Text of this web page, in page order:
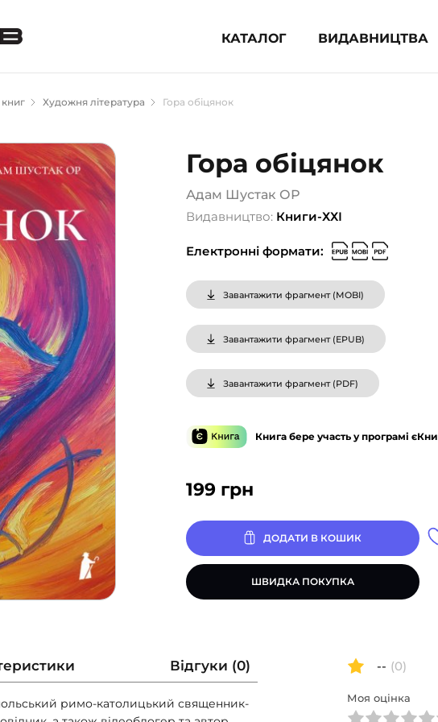
КАТАЛОГ ВИДАВНИЦТВА
Художня література (1854)
Книги для підлітків (240)
Науково-популярна література (1015)
Навчальна література та посібники
(527)
Енциклопедії, довідники, словники
Подарункові сертифікати (1)
Художня література Гора обіцянок
Гора обіцянок
Адам Шустак ОР
Видавництво: Книги-ХХІ
Електронні формати:
199 грн
Завантажити фрагмент (MOBI)
Завантажити фрагмент (EPUB)
Завантажити фрагмент (PDF)
Книга бере участь у програмі
ДОДАТИ В КОШИК
ШВИДКА ПОКУПКА
Відгуки (0)
римо-католицький священник-
-- (0)
Моя оцінка